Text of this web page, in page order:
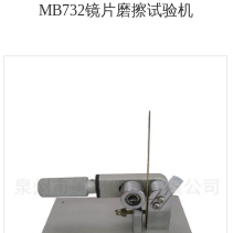
MB732镜片磨擦试验机